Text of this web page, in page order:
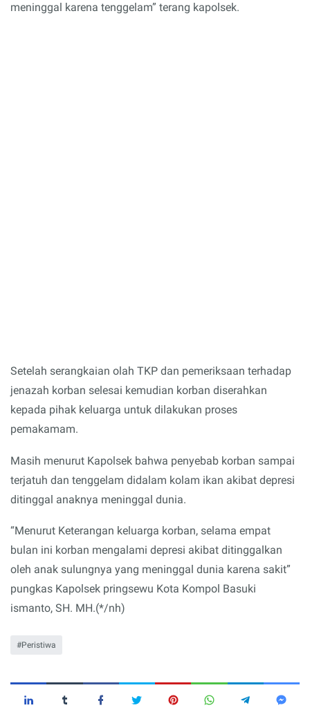
meninggal karena tenggelam” terang kapolsek.
Setelah serangkaian olah TKP dan pemeriksaan terhadap
jenazah korban selesai kemudian korban diserahkan
kepada pihak keluarga untuk dilakukan proses
pemakamam.
Masih menurut Kapolsek bahwa penyebab korban sampai
terjatuh dan tenggelam didalam kolam ikan akibat depresi
ditinggal anaknya meninggal dunia.
“Menurut Keterangan keluarga korban, selama empat
bulan ini korban mengalami depresi akibat ditinggalkan
oleh anak sulungnya yang meninggal dunia karena sakit”
pungkas Kapolsek pringsewu Kota Kompol Basuki
ismanto, SH. MH.(*/nh)
Peristiwa